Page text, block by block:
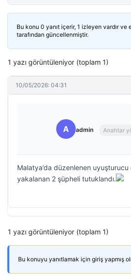
Bu konu 0 yanıt içerir, 1 izleyen vardır ve
tarafından güncellenmiştir.
1 yazı görüntüleniyor (toplam 1)
10/05/2026: 04:31
A admin Anahtar
Malatya’da düzenlenen
yakalanan 2 şüpheli tutuklandı.
1 yazı görüntüleniyor (toplam 1)
Bu konuyu yanıtlamak için giriş yapmış